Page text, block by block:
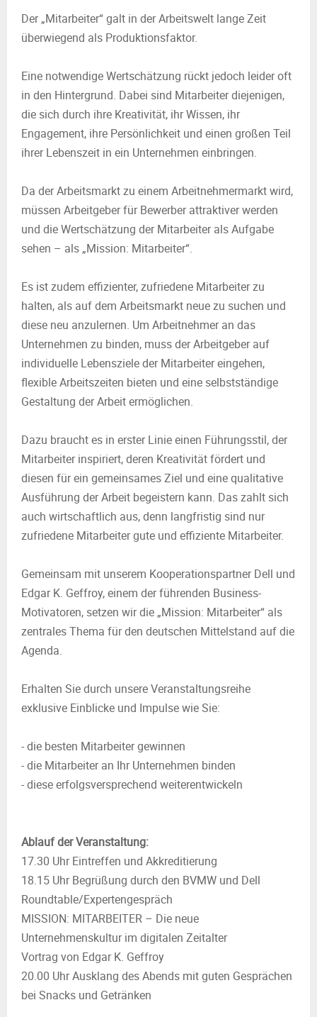
Der „Mitarbeiter“ galt in der Arbeitswelt lange Zeit
überwiegend als Produktionsfaktor.
Eine notwendige Wertschätzung rückt jedoch leider oft
in den Hintergrund. Dabei sind Mitarbeiter diejenigen,
die sich durch ihre Kreativität, ihr Wissen, ihr
Engagement, ihre Persönlichkeit und einen großen Teil
ihrer Lebenszeit in ein Unternehmen einbringen.
Da der Arbeitsmarkt zu einem Arbeitnehmermarkt wird,
müssen Arbeitgeber für Bewerber attraktiver werden
und die Wertschätzung der Mitarbeiter als Aufgabe
sehen – als „Mission: Mitarbeiter“.
Es ist zudem effizienter, zufriedene Mitarbeiter zu
halten, als auf dem Arbeitsmarkt neue zu suchen und
diese neu anzulernen. Um Arbeitnehmer an das
Unternehmen zu binden, muss der Arbeitgeber auf
individuelle Lebensziele der Mitarbeiter eingehen,
flexible Arbeitszeiten bieten und eine selbstständige
Gestaltung der Arbeit ermöglichen.
Dazu braucht es in erster Linie einen Führungsstil, der
Mitarbeiter inspiriert, deren Kreativität fördert und
diesen für ein gemeinsames Ziel und eine qualitative
Ausführung der Arbeit begeistern kann. Das zahlt sich
auch wirtschaftlich aus, denn langfristig sind nur
zufriedene Mitarbeiter gute und effiziente Mitarbeiter.
Gemeinsam mit unserem Kooperationspartner Dell und
Edgar K. Geffroy, einem der führenden Business-
Motivatoren, setzen wir die „Mission: Mitarbeiter“ als
zentrales Thema für den deutschen Mittelstand auf die
Agenda.
Erhalten Sie durch unsere Veranstaltungsreihe
exklusive Einblicke und Impulse wie Sie:
- die besten Mitarbeiter gewinnen
- die Mitarbeiter an Ihr Unternehmen binden
- diese erfolgsversprechend weiterentwickeln
Ablauf der Veranstaltung:
17.30 Uhr Eintreffen und Akkreditierung
18.15 Uhr Begrüßung durch den BVMW und Dell
Roundtable/Expertengespräch
MISSION: MITARBEITER – Die neue
Unternehmenskultur im digitalen Zeitalter
Vortrag von Edgar K. Geffroy
20.00 Uhr Ausklang des Abends mit guten Gesprächen
bei Snacks und Getränken